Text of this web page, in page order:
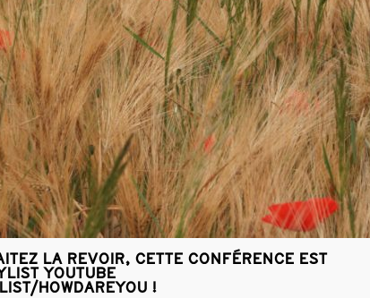
LA REVOIR, CETTE CONFÉRENCE EST
YOUTUBE
HOWDAREYOU !